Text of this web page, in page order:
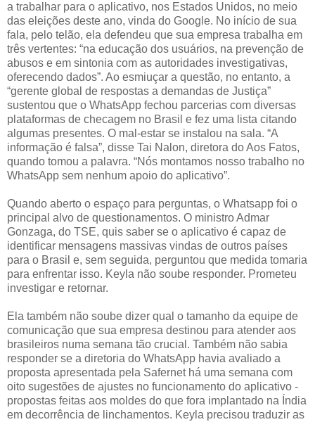
a trabalhar para o aplicativo, nos Estados Unidos, no meio
das eleições deste ano, vinda do Google. No início de sua
fala, pelo telão, ela defendeu que sua empresa trabalha em
três vertentes: “na educação dos usuários, na prevenção de
abusos e em sintonia com as autoridades investigativas,
oferecendo dados”. Ao esmiuçar a questão, no entanto, a
“gerente global de respostas a demandas de Justiça”
sustentou que o WhatsApp fechou parcerias com diversas
plataformas de checagem no Brasil e fez uma lista citando
algumas presentes. O mal-estar se instalou na sala. “A
informação é falsa”, disse Tai Nalon, diretora do Aos Fatos,
quando tomou a palavra. “Nós montamos nosso trabalho no
WhatsApp sem nenhum apoio do aplicativo”.
Quando aberto o espaço para perguntas, o Whatsapp foi o
principal alvo de questionamentos. O ministro Admar
Gonzaga, do TSE, quis saber se o aplicativo é capaz de
identificar mensagens massivas vindas de outros países
para o Brasil e, sem seguida, perguntou que medida tomaria
para enfrentar isso. Keyla não soube responder. Prometeu
investigar e retornar.
Ela também não soube dizer qual o tamanho da equipe de
comunicação que sua empresa destinou para atender aos
brasileiros numa semana tão crucial. Também não sabia
responder se a diretoria do WhatsApp havia avaliado a
proposta apresentada pela Safernet há uma semana com
oito sugestões de ajustes no funcionamento do aplicativo -
propostas feitas aos moldes do que fora implantado na Índia
em decorrência de linchamentos. Keyla precisou traduzir as